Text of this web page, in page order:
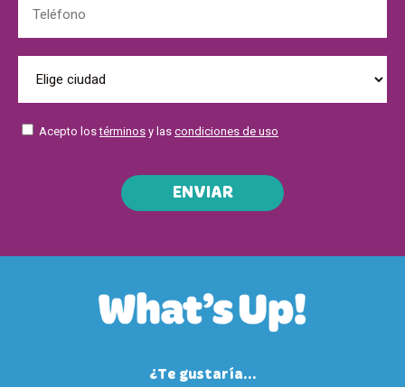
Acepto lostérminos y las condiciones de uso
ENVIAR
¿Te gustaría...